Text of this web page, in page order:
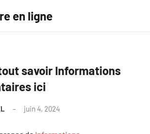
en ligne
savoir Informations
ici
juin 4, 2024